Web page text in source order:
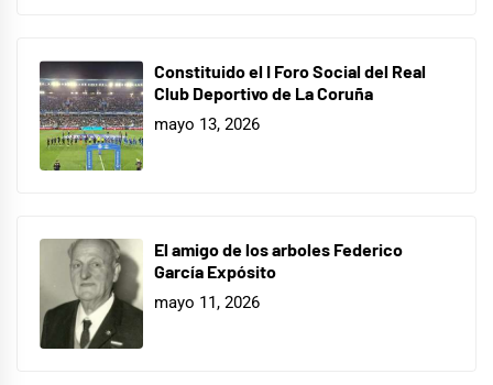
Constituido el I Foro Social del Real
Club Deportivo de La Coruña
mayo 13, 2026
El amigo de los arboles Federico
García Expósito
mayo 11, 2026